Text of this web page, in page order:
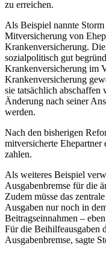
zu erreichen.
Als Beispiel nannte Storm
Mitversicherung von
Krankenversicherung.
sozialpolitisch gut
Krankenversicherung im
Krankenversicherung
sie tatsächlich abschaffen
Änderung nach seiner
werden.
Nach den bisherigen
mitversicherte
zahlen.
Als weiteres Beispiel
Ausgabenbremse für die
Zudem müsse das
Ausgaben nur noch in
Beitragseinnahmen –
Für die Beihilfeausgaben
Ausgabenbremse, sagte